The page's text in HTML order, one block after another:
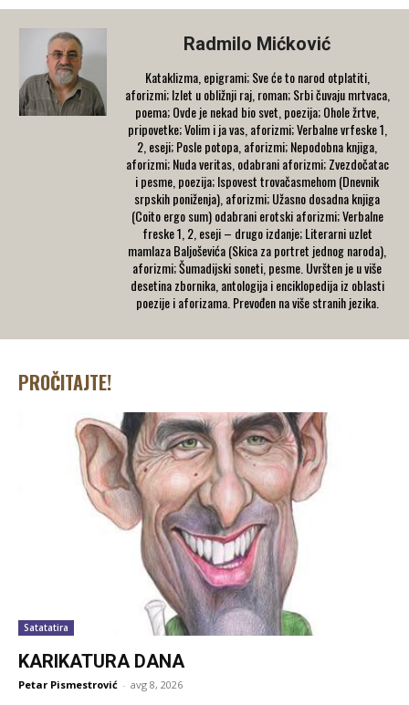
Radmilo Mićković
Kataklizma, epigrami; Sve će to narod otplatiti,
aforizmi; Izlet u obližnji raj, roman; Srbi čuvaju mrtvaca,
poema; Ovde je nekad bio svet, poezija; Ohole žrtve,
pripovetke; Volim i ja vas, aforizmi; Verbalne vrfeske 1,
2, eseji; Posle potopa, aforizmi; Nepodobna knjiga,
aforizmi; Nuda veritas, odabrani aforizmi; Zvezdočatac
i pesme, poezija; Ispovest trovačasmehom (Dnevnik
srpskih poniženja), aforizmi; Užasno dosadna knjiga
(Coito ergo sum) odabrani erotski aforizmi; Verbalne
freske 1, 2, eseji – drugo izdanje; Literarni uzlet
mamlaza Baljoševića (Skica za portret jednog naroda),
aforizmi; Šumadijski soneti, pesme. Uvršten je u više
desetina zbornika, antologija i enciklopedija iz oblasti
poezije i aforizama. Prevođen na više stranih jezika.
PROČITAJTE!
Satatatira
KARIKATURA DANA
Petar Pismestrović - avg 8, 2026